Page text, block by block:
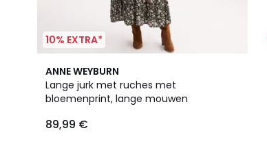
10% EXTRA*
ANNE WEYBURN
Lange jurk met ruches met
bloemenprint, lange mouwen
89,99 €
5
/
5